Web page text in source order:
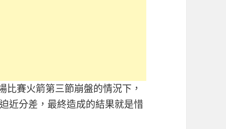
賽火箭第三節崩盤的情況下，
近分差，最終造成的結果就是惜